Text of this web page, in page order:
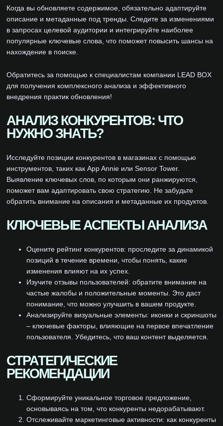
Когда вы обновляете содержимое, обязательно адаптируйте
описание и метаданные под тренды. Следите за изменениями
в запросах целевой аудитории и интегрируйте наиболее
популярные ключевые слова, что поможет повысить шансы на
нахождение в поиске.
Обратитесь за помощью к специалистам компании LEAD BOX
для получения комплексного анализа и эффективного
внедрения практик обновления!
АНАЛИЗ КОНКУРЕНТОВ: ЧТО
НУЖНО ЗНАТЬ?
Исследуйте позиции конкурентов в магазинах с помощью
инструментов, таких как App Annie или Sensor Tower.
Выявление ключевых слов, по которым они ранжируются,
поможет вам адаптировать свою стратегию. Не забудьте
обратить внимание на описания и метаданные их продуктов.
КЛЮЧЕВЫЕ АСПЕКТЫ АНАЛИЗА
Оцените рейтинг конкурентов: проследите за динамикой
позиций в течение времени, чтобы понять, какие
изменения влияют на их успех.
Изучите отзывы пользователей: обратите внимание на
частые жалобы и положительные моменты. Это даст
понимание, что можно улучшить в вашем продукте.
Анализируйте визуальные элементы: иконки и скриншоты
– ключевые факторы, влияющие на первое впечатление
пользователя. Убедитесь, что ваш контент выделяется.
СТРАТЕГИЧЕСКИЕ
РЕКОМЕНДАЦИИ
Сформируйте уникальное торговое предложение,
основываясь на том, что конкуренты недорабатывают.
Отслеживайте маркетинговые активности: как конкуренты